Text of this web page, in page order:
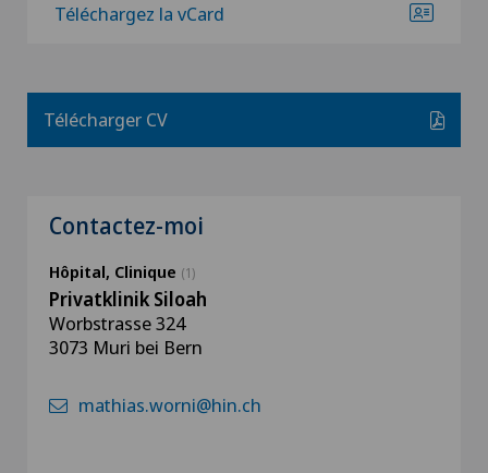
Téléchargez la vCard
Télécharger CV
Contactez-moi
Hôpital, Clinique (1)
Privatklinik Siloah
Worbstrasse 324
3073 Muri bei Bern
mathias.worni@hin.ch